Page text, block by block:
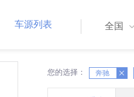
车源列表 全国
您的选择： 奔驰
X X